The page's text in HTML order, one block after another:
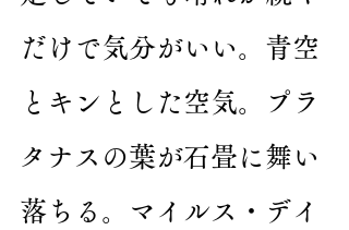
だけで気分がいい。青空
とキンとした空気。プラ
タナスの葉が石畳に舞い
落ちる。マイルス・デイ